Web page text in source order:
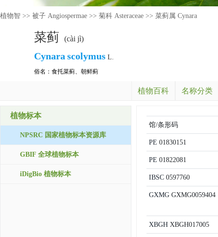
植物智 >> 被子 Angiospermae >> 菊科 Asteraceae >> 菜蓟属 Cynara
菜蓟 (cài jì)
Cynara scolymus L.
俗名： 食托菜蓟、 朝鲜蓟
植物百科 名称分类
植物标本
NPSRC 国家植物标本资源库
GBIF 全球植物标本
iDigBio 植物标本
馆/条形码
PE 01830151
PE 01822081
IBSC 0597760
GXMG GXMG0059404
XBGH XBGH017005